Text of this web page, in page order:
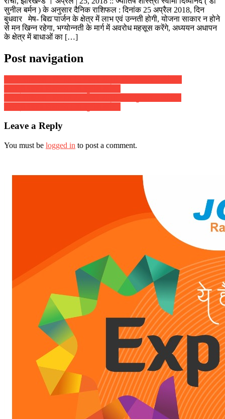
सुनील बर्मन ) के अनुसार दैनिक राशिफल : दिनांक 25 अप्रैल 2018, दिन
बुधवार मेष- बिद्य¨पार्जन के क्षेत्र में लाभ एवं उन्नती होगी, योजना साकार न होने
से मन खिन्न रहेगा, भग्योन्नती के मार्ग में अवरोध महसूस करेंगे, अध्ययन अधापन
के क्षेत्र में बाधाओं का […]
Post navigation
Leave a Reply
You must be logged in to post a comment.